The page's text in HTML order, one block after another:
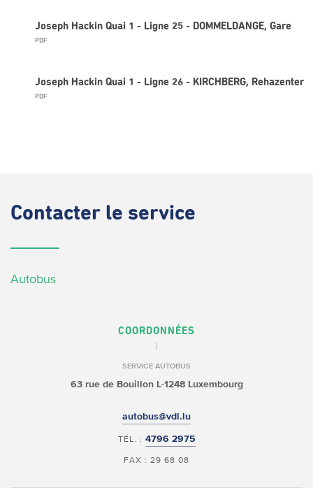
Joseph Hackin Quai 1 - Ligne 25 - DOMMELDANGE, Gare
PDF
Joseph Hackin Quai 1 - Ligne 26 - KIRCHBERG, Rehazenter
PDF
Contacter le service
Autobus
COORDONNÉES
SERVICE AUTOBUS
63 rue de BouillonL-1248 Luxembourg
autobus@vdl.lu
TÉL. : 4796 2975
FAX : 29 68 08